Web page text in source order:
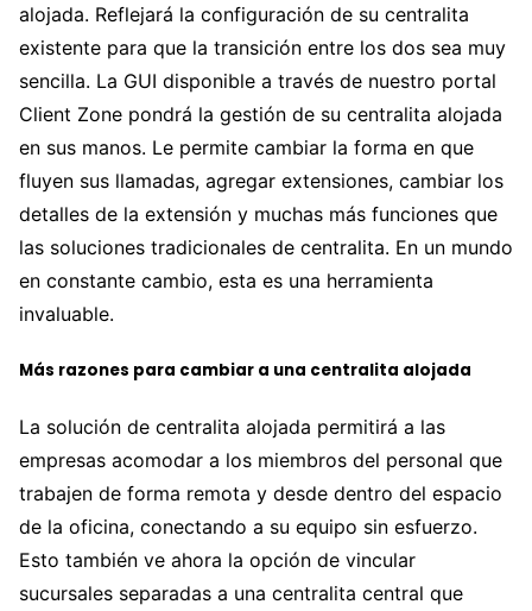
alojada. Reflejará la configuración de su centralita
existente para que la transición entre los dos sea muy
sencilla. La GUI disponible a través de nuestro portal
Client Zone pondrá la gestión de su centralita alojada
en sus manos. Le permite cambiar la forma en que
fluyen sus llamadas, agregar extensiones, cambiar los
detalles de la extensión y muchas más funciones que
las soluciones tradicionales de centralita. En un mundo
en constante cambio, esta es una herramienta
invaluable.
Más razones para cambiar a una centralita alojada
La solución de centralita alojada permitirá a las
empresas acomodar a los miembros del personal que
trabajen de forma remota y desde dentro del espacio
de la oficina, conectando a su equipo sin esfuerzo.
Esto también ve ahora la opción de vincular
sucursales separadas a una centralita central que